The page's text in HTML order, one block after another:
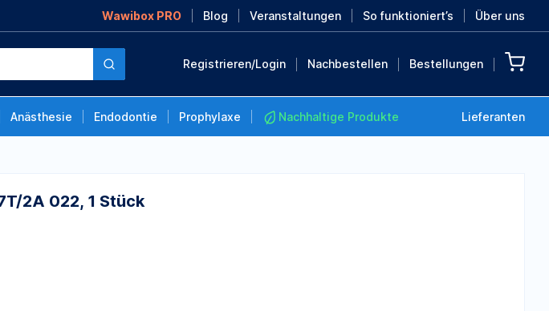
Wawibox PRO Blog Veranstaltungen So funktioniert’s Über uns
Registrieren/Login Nachbestellen Bestellungen
Anästhesie Endodontie Prophylaxe Nachhaltige Produkte Lieferanten
2A 022, 1 Stück